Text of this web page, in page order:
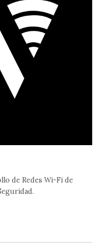
de Redes Wi-Fi de